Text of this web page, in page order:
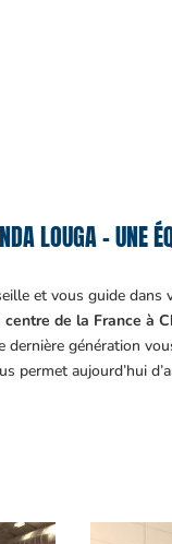
LOUGA – UNE
et vous guide
de la France à
génération
aujourd’hui